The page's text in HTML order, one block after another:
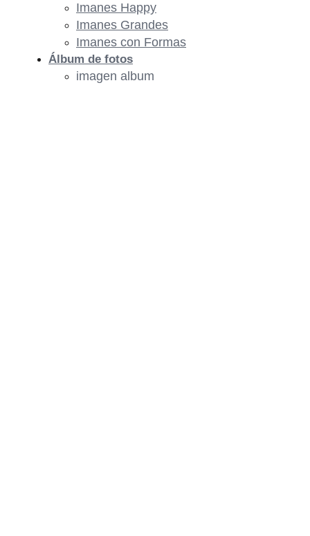
Imanes Happy
Imanes Grandes
Imanes con Formas
Álbum de fotos
imagen album